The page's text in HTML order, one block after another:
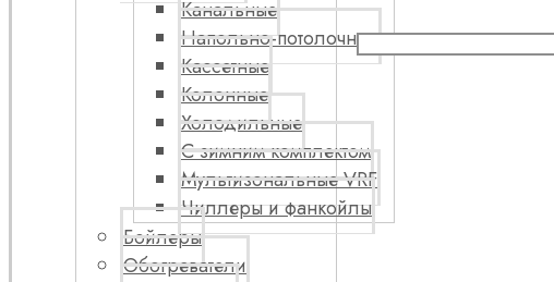
Канальные
Напольно-потолочные
Кассетные
Колонные
Холодильные
С зимним комплектом
Мультизональные VRF
Чиллеры и фанкойлы
Бойлеры
Обогреватели